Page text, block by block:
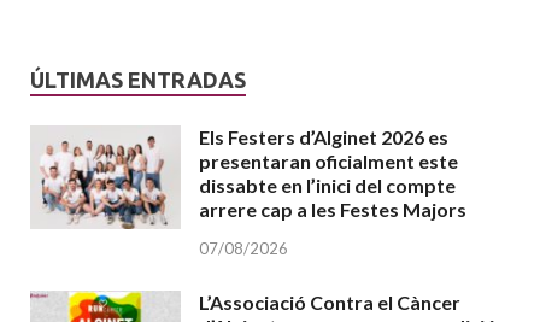
ÚLTIMAS ENTRADAS
Els Festers d’Alginet 2026 es
presentaran oficialment este
dissabte en l’inici del compte
arrere cap a les Festes Majors
07/08/2026
L’Associació Contra el Càncer